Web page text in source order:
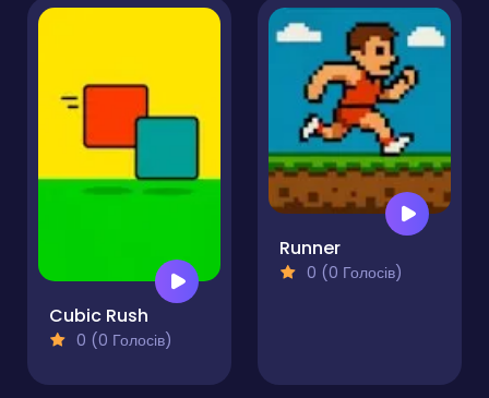
Cubic Rush
0 (0 Голосів)
Runner
0 (0 Голосів)